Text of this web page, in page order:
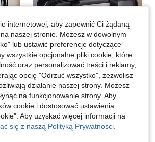
4,83 178
Damska podróżna kosmetyczka na suwak, z wysokiej jakości materiału PVC, odpowiednia do codziennego użytku i krótkich wyjazdów, do przechowywania kosmetyków i pędzli do makijażu, idealna na wakacje i basen, minimalistyczny styl, pomaga uporządkować toaletkę, bardzo praktyczna
#10 Bestsellery
23,93zł
internetowej, aby zapewnić Ci żądaną
naszej stronie. Możesz w dowolnym
lub ustawić preferencje dotyczące
wszystkie opcjonalne pliki cookie, które
oraz personalizować treści i reklamy,
opcję "Odrzuć wszystko", zezwolisz
działanie naszej strony. Możesz
na funkcjonowanie strony. Aby
cookie i dostosować ustawienia
Aby uzyskać więcej informacji na
się z naszą Polityką Prywatności.